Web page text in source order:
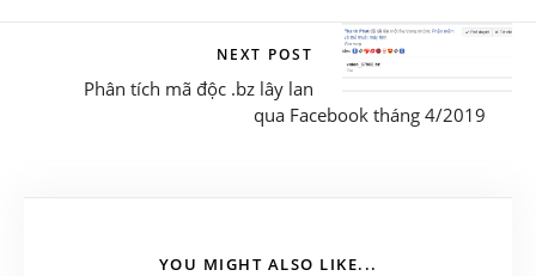
NEXT POST
Phân tích mã độc .bz lây lan
qua Facebook tháng 4/2019
YOU MIGHT ALSO LIKE...